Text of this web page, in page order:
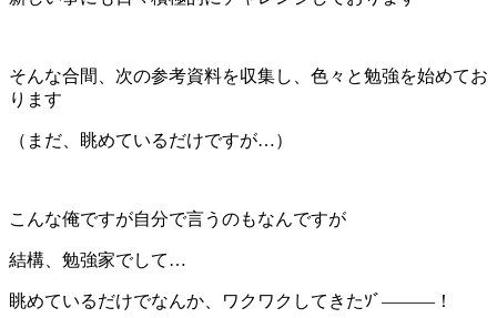
そんな合間、次の参考資料を収集し、色々と勉強を始めてお
ります
（まだ、眺めているだけですが…）
こんな俺ですが自分で言うのもなんですが
結構、勉強家でして…
眺めているだけでなんか、ワクワクしてきたｿﾞ———！